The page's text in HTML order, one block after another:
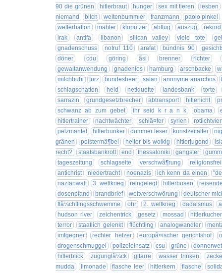
90 die grünen
hitlerbraut hunger sex mit tieren
lesben
niemand
bitch weltenbummler franzmann
paolo pinkel
wetterballon
mahler kloputzer abflug auszug
rekord
irak
antifa libanon silican valley viele tote
gnadenschuss
notruf 110 arafat bündnis 90
döner
cdu göring ãsi brenner
richter
gewaltanwendung
gnadenlos hamburg arschbacke
milchbubi
furz bundesheer satan anonyme anarchos
schlagschatten
held netiquette landesbank
torte
sarrazin
grundgesetzbrecher abtransport hitlerlicht
schwanz ab zum gebet
ihr seid k r a n k obama
hitlertrainer
nachtwächter schlã¤fer syrien
pelzmantel
hilterbunker dummer leser kunstzeitalter
grãnen
polstermã¶bel heiter bis wolkig hitlerjugend
recht?
staatsbankrott end thessaloniki gangster
tageszeitung
schlagseite verschwã¶rung
antichrist
niedertracht noenazis ich kenn da einen
nazianwalt
3. weltkrieg reingelegt hitlerbusen
dosenpfand
brandbrief weltverschwörung
deutscher
flã¼chtlingsschwemme
ohr 2. weltkrieg dadaismus
hudson river
zeichentrick gesetz mossad
terror
staatlich gelenkt flüchtling analogwandler
imfgegner
rechter hetzer europã¤ischer gerichtshof
drogenschmuggel
polizeieinsatz csu grüne
hitlerblick
zugunglã¼ck gitarre wasser trinken
zecke
mudda
limonade flasche leer hitlerkern flasche